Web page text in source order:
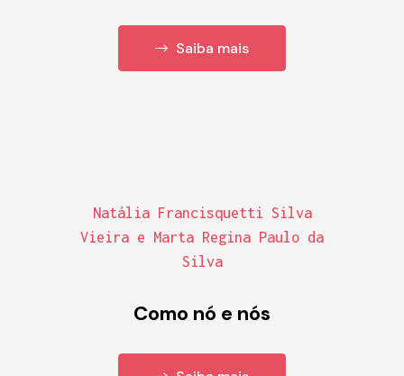
Saiba mais
Natália Francisquetti Silva
Vieira e Marta Regina Paulo da
Silva
Como nó e nós